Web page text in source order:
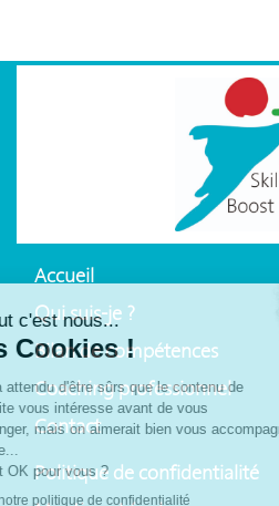
Accueil
Qui suis-je ?
Bilan de compétences
Coaching professionnel
Contact
Politique de confidentialité